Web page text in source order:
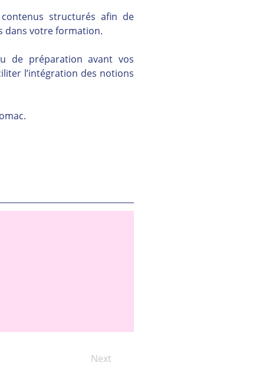
structurés afin de
dans votre formation.
de préparation avant vos
l’intégration des notions
Next